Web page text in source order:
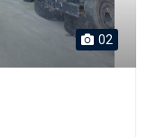
02